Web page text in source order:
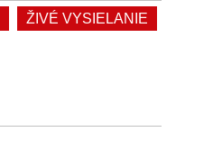
ŽIVÉ VYSIELANIE